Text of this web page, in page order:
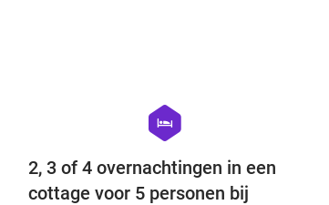
hexagon
hotel
2, 3 of 4 overnachtingen in een
cottage voor 5 personen bij